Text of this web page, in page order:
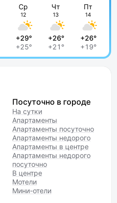
Ср
12
+29°
+25°
Чт
13
+26°
+21°
Пт
14
+26°
+19°
Посуточно в городе
На сутки
Апартаменты
Апартаменты посуточно
Апартаменты недорого
Апартаменты в центре
Апартаменты недорого
посуточно
В центре
Мотели
Мини-отели